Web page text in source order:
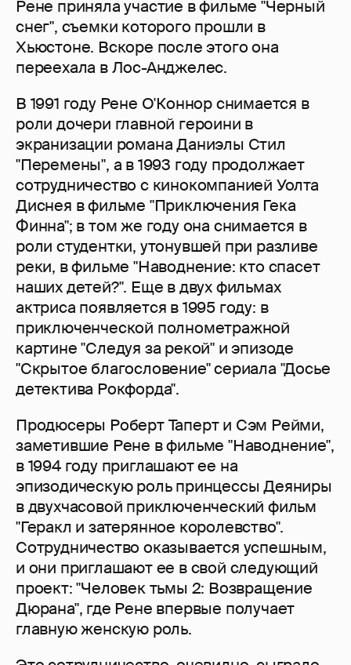
Рене приняла участие в фильме "Черный
снег", съемки которого прошли в
Хьюстоне. Вскоре после этого она
переехала в Лос-Анджелес.
В 1991 году Рене О'Коннор снимается в
роли дочери главной героини в
экранизации романа Даниэлы Стил
"Перемены", а в 1993 году продолжает
сотрудничество с кинокомпанией Уолта
Диснея в фильме "Приключения Гека
Финна"; в том же году она снимается в
роли студентки, утонувшей при разливе
реки, в фильме "Наводнение: кто спасет
наших детей?". Еще в двух фильмах
актриса появляется в 1995 году: в
приключенческой полнометражной
картине "Следуя за рекой" и эпизоде
"Скрытое благословение" сериала "Досье
детектива Рокфорда".
Продюсеры Роберт Таперт и Сэм Рейми,
заметившие Рене в фильме "Наводнение",
в 1994 году приглашают ее на
эпизодическую роль принцессы Деяниры
в двухчасовой приключенческий фильм
"Геракл и затерянное королевство".
Сотрудничество оказывается успешным,
и они приглашают ее в свой следующий
проект: "Человек тьмы 2: Возвращение
Дюрана", где Рене впервые получает
главную женскую роль.